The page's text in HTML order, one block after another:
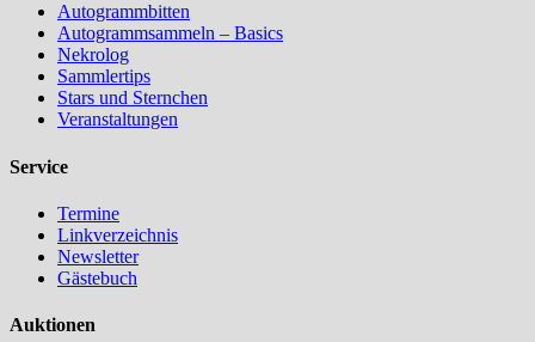
Autogrammbitten
Autogrammsammeln – Basics
Nekrolog
Sammlertips
Stars und Sternchen
Veranstaltungen
Service
Termine
Linkverzeichnis
Newsletter
Gästebuch
Auktionen